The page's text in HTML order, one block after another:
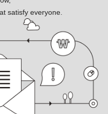
satisfy everyone.